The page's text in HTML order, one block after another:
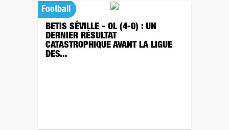
Football
BETIS SÉVILLE - OL (4-0) : UN
DERNIER RÉSULTAT
CATASTROPHIQUE AVANT LA LIGUE
DES...